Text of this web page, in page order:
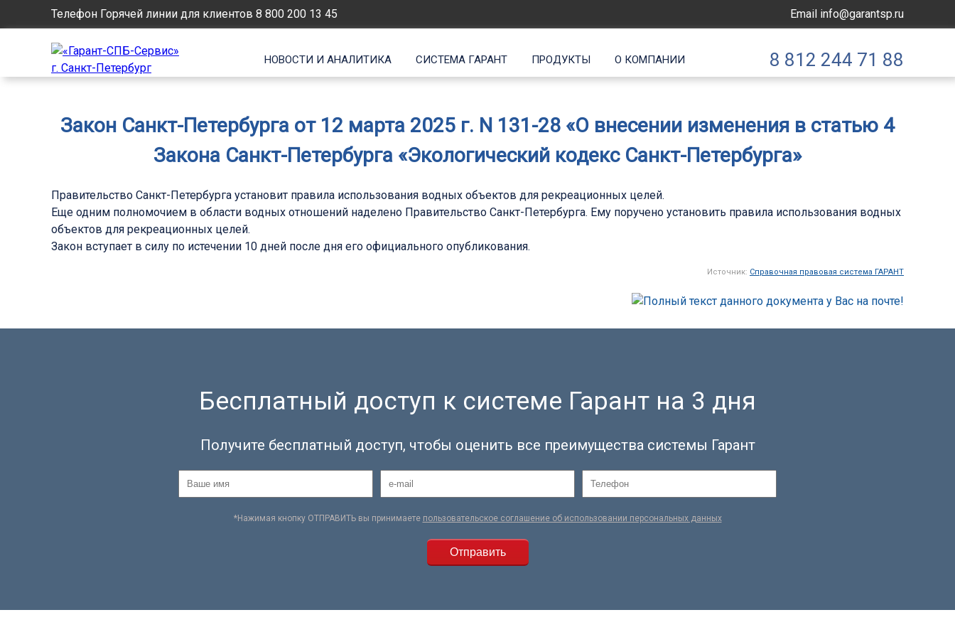
Телефон Горячей линии для клиентов 8 800 200 13 45 Email info@garantsp.ru
НОВОСТИ И АНАЛИТИКА СИСТЕМА ГАРАНТ ПРОДУКТЫ О КОМПАНИИ 8 812 244 71 88
Закон Санкт-Петербурга от 12 марта 2025 г. N 131-28 «О внесении изменения в статью 4
Закона Санкт-Петербурга «Экологический кодекс Санкт-Петербурга»
Правительство Санкт-Петербурга установит правила использования водных объектов для рекреационных целей.
Еще одним полномочием в области водных отношений наделено Правительство Санкт-Петербурга. Ему поручено установить правила использования водных
объектов для рекреационных целей.
Закон вступает в силу по истечении 10 дней после дня его официального опубликования.
Источник: Справочная правовая система ГАРАНТ
Бесплатный доступ к системе Гарант на 3 дня
Получите бесплатный доступ, чтобы оценить все преимущества системы Гарант
*Нажимая кнопку ОТПРАВИТЬ вы принимаете пользовательское соглашение об использовании персональных данных